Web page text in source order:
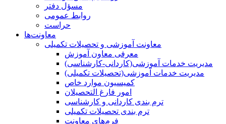
مسؤل دفتر
روابط عمومی
حراست
معاونت‌ها
معاونت آموزشی و تحصیلات تکمیلی
معرفی معاون آموزش
مدیریت خدمات آموزشی(کاردانی-کارشناسی)
مدیریت خدمات آموزشی(تحصیلات تکمیلی)
کمیسیون موارد خاص
امور فارغ التحصیلان
ترم بندی کاردانی و کارشناسی
ترم بندی تحصیلات تکمیلی
فرم‌های معاونت